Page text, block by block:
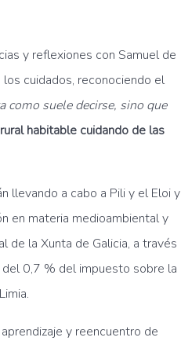
y reflexiones con Samuel de
cuidados, reconociendo el
como suele decirse, sino que
habitable cuidando de las
llevando a cabo a Pili y el Eloi y
en materia medioambiental y
de la Xunta de Galicia, a través
del 0,7 % del impuesto sobre la
y reencuentro de